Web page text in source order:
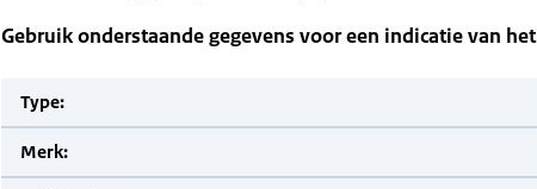
Gebruik onderstaande gegevens voor een indicatie van
Type:
Merk: